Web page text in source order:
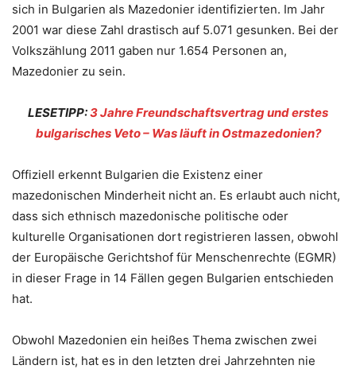
sich in Bulgarien als Mazedonier identifizierten. Im Jahr
2001 war diese Zahl drastisch auf 5.071 gesunken. Bei der
Volkszählung 2011 gaben nur 1.654 Personen an,
Mazedonier zu sein.
LESETIPP:3 Jahre Freundschaftsvertrag und erstes
bulgarisches Veto – Was läuft in Ostmazedonien?
Offiziell erkennt Bulgarien die Existenz einer
mazedonischen Minderheit nicht an. Es erlaubt auch nicht,
dass sich ethnisch mazedonische politische oder
kulturelle Organisationen dort registrieren lassen, obwohl
der Europäische Gerichtshof für Menschenrechte (EGMR)
in dieser Frage in 14 Fällen gegen Bulgarien entschieden
hat.
Obwohl Mazedonien ein heißes Thema zwischen zwei
Ländern ist, hat es in den letzten drei Jahrzehnten nie